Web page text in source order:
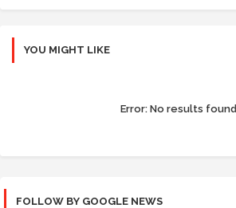
YOU MIGHT LIKE
Error: No results found
FOLLOW BY GOOGLE NEWS